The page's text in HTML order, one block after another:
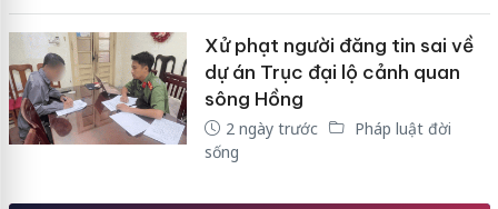
Xử phạt người đăng tin sai về
dự án Trục đại lộ cảnh quan
sông Hồng
2 ngày trước
Pháp luật đời
sống